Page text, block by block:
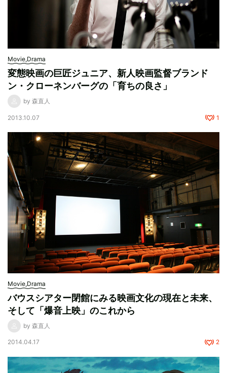
Movie,Drama
変態映画の巨匠ジュニア、新人映画監督ブランド
ン・クローネンバーグの「育ちの良さ」
by 森直人
2013.10.07 1
Movie,Drama
バウスシアター閉館にみる映画文化の現在と未来、
そして「爆音上映」のこれから
by 森直人
2014.04.17 2